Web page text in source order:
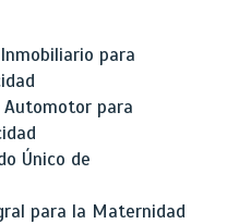
para
Automotor para
Único de
para la Maternidad